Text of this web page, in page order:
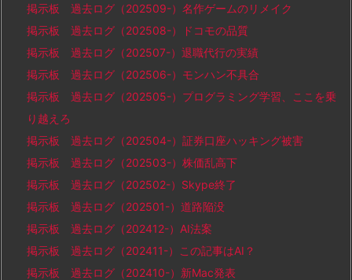
掲示板 過去ログ（202509-）名作ゲームのリメイク
掲示板 過去ログ（202508-）ドコモの品質
掲示板 過去ログ（202507-）退職代行の実績
掲示板 過去ログ（202506-）モンハン不具合
掲示板 過去ログ（202505-）プログラミング学習、ここを乗
り越えろ
掲示板 過去ログ（202504-）証券口座ハッキング被害
掲示板 過去ログ（202503-）株価乱高下
掲示板 過去ログ（202502-）Skype終了
掲示板 過去ログ（202501-）道路陥没
掲示板 過去ログ（202412-）AI法案
掲示板 過去ログ（202411-）この記事はAI？
掲示板 過去ログ（202410-）新Mac発表